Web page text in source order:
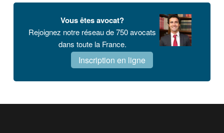
latérale
principale
Vous êtes avocat?
Rejoignez notre réseau de 750 avocats
dans toute la France.
Inscription en ligne